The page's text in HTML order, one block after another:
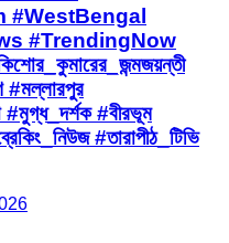
#WestBengal
#TrendingNow
#মল্লারপুর
#মুগ্ধ_দর্শক #বীরভূম
#তারাপীঠ_টিভি